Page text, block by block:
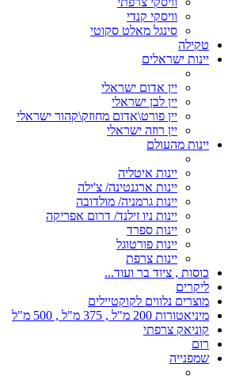
וויסקי קנדי
סינגל מאלט סקוטי
טקילה
יינות ישראלים
יין אדום ישראלי
יין לבן ישראלי
יין פורט\אדום מחוזק\קהור ישראלי
יין רוזה ישראלי
יינות מהעולם
יינות איטליה
יינות ארגנטינה/ צ'ילה
יינות גרמניה/ מולדובה
יינות ניו זילנד/ דרום אפריקה
יינות ספרד
יינות פורטוגל
יינות צרפת
כוסות , ציוד בר ועוד...
ליקרים
מוצרים נלווים לקוקטיילים
מיניאטורות 200 מ"ל , 375 מ"ל , 500 מ"ל
קוניאק צרפתי
רום
שמפנייה